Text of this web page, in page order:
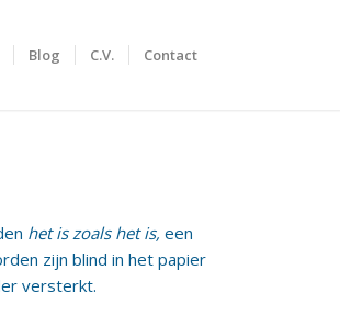
Blog C.V. Contact
het is zoals het is,een
zijn blind in het papier
versterkt.